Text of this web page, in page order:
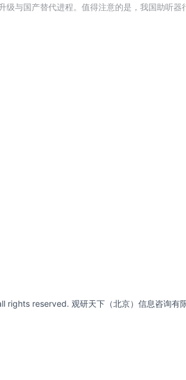
与国产替代进程。值得注意的是，我国助听器
reserved. 观研天下（北京）信息咨询有